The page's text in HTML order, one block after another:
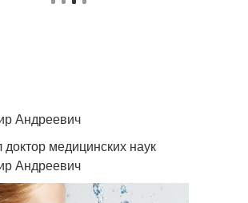
Андреевич
медицинских наук
Андреевич